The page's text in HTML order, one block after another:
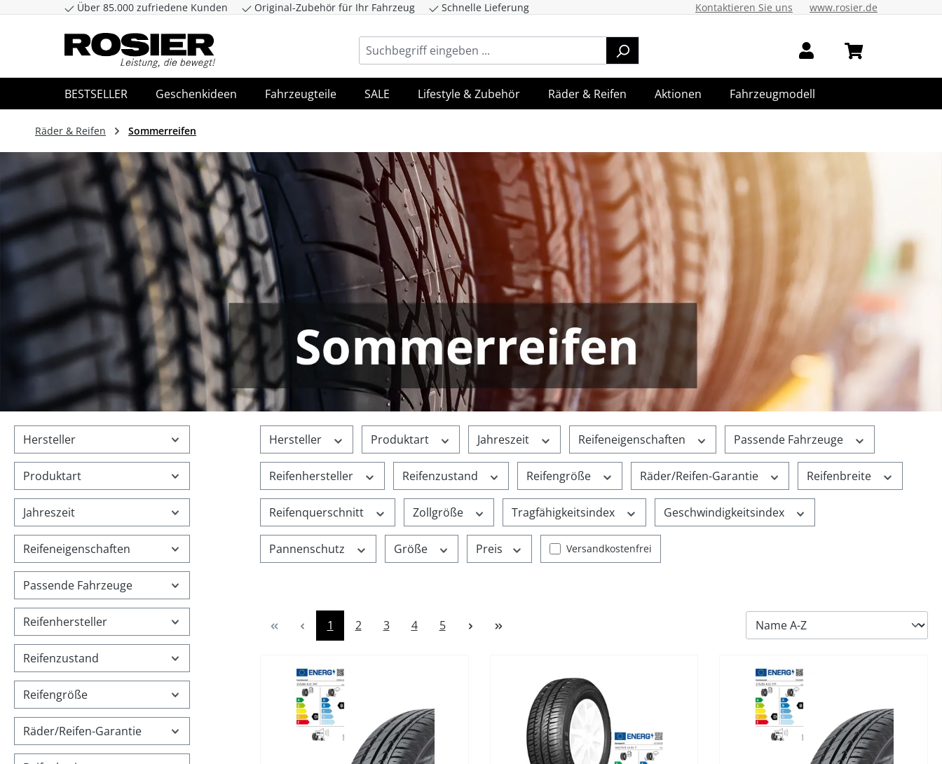
Zum Hauptinhalt springen Zur Suche springen Zur Hauptnavigation springen
Über 85.000 zufriedene Kunden Original-Zubehör für Ihr Fahrzeug Schnelle Lieferung Kontaktieren Sie uns www.rosier.de
BESTSELLER Geschenkideen Fahrzeugteile SALE Lifestyle & Zubehör Räder & Reifen Aktionen Fahrzeugmodell
Räder & Reifen Sommerreifen
Hersteller
Produktart
Jahreszeit
Reifeneigenschaften
Passende Fahrzeuge
Reifenhersteller
Reifenzustand
Reifengröße
Räder/Reifen-Garantie
Hersteller Produktart Jahreszeit Reifeneigenschaften Passende Fahrzeuge
Reifenhersteller Reifenzustand Reifengröße Räder/Reifen-Garantie Reifenbreite
Reifenquerschnitt Zollgröße Tragfähigkeitsindex Geschwindigkeitsindex
Pannenschutz Größe Preis Filter hinzufügen: Versandkostenfrei
Versandkostenfrei
Seite
1 Seite
2 Seite
3 Seite
4 Seite
5